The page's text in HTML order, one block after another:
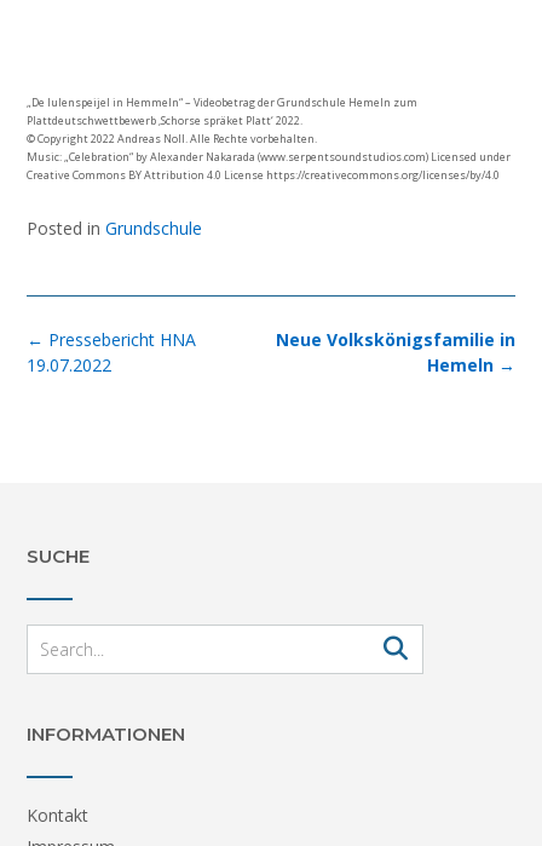
„De Iulenspeijel in Hemmeln“ – Videobetrag der Grundschule Hemeln zum
Plattdeutschwettbewerb ‚Schorse spräket Platt‘ 2022.
© Copyright 2022 Andreas Noll. Alle Rechte vorbehalten.
Music: „Celebration“ by Alexander Nakarada (www.serpentsoundstudios.com) Licensed under
Creative Commons BY Attribution 4.0 License https://creativecommons.org/licenses/by/4.0
Posted in Grundschule
Post
navigation
Neue Volkskönigsfamilie in
Hemeln →
← Pressebericht HNA
19.07.2022
SUCHE
INFORMATIONEN
Kontakt